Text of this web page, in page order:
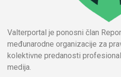
Valterportal je ponosni član
međunarodne organizacije za
kolektivne predanosti
medija.